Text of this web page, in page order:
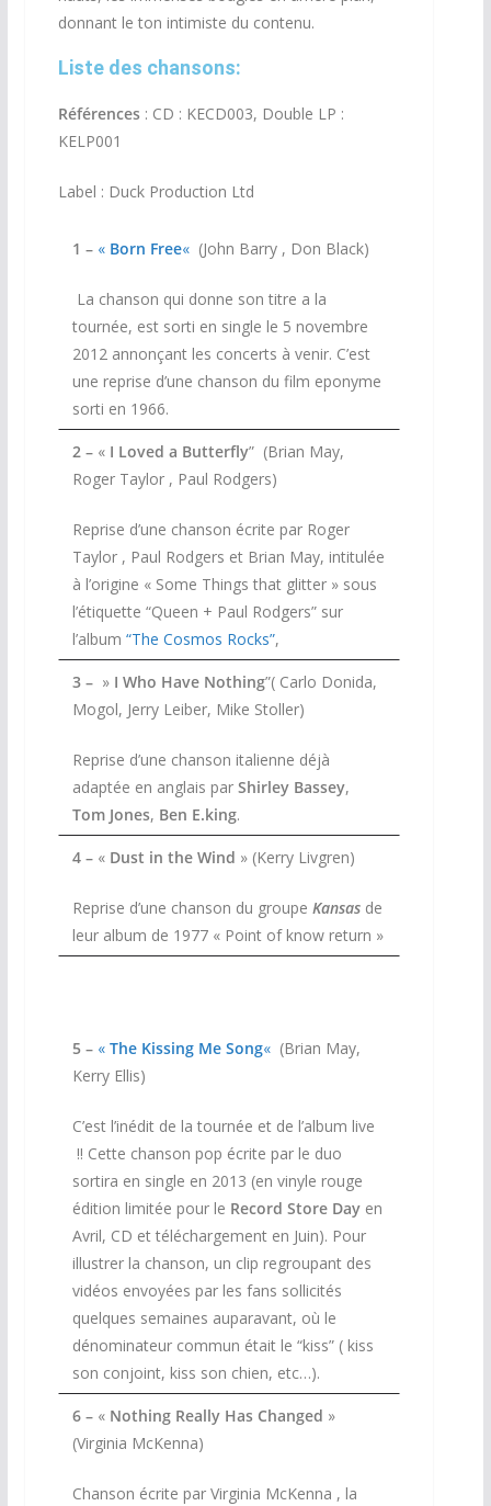
donnant le ton intimiste du contenu.
Liste des chansons:
Références : CD : KECD003, Double LP :
KELP001
Label : Duck Production Ltd
1 – « Born Free« (John Barry , Don Black)
La chanson qui donne son titre a la
tournée, est sorti en single le 5 novembre
2012 annonçant les concerts à venir. C’est
une reprise d’une chanson du film eponyme
sorti en 1966.
2 –« I Loved a Butterfly” (Brian May,
Roger Taylor , Paul Rodgers)
Reprise d’une chanson écrite par Roger
Taylor , Paul Rodgers et Brian May, intitulée
à l’origine « Some Things that glitter » sous
l’étiquette “Queen + Paul Rodgers” sur
l’album “The Cosmos Rocks”,
3 –» I Who Have Nothing”( Carlo Donida,
Mogol, Jerry Leiber, Mike Stoller)
Reprise d’une chanson italienne déjà
adaptée en anglais par Shirley Bassey,
Tom Jones, Ben E.king.
4 –« Dust in the Wind » (Kerry Livgren)
Reprise d’une chanson du groupe Kansas de
leur album de 1977 « Point of know return »
5 – « The Kissing Me Song« (Brian May,
Kerry Ellis)
C’est l’inédit de la tournée et de l’album live
!! Cette chanson pop écrite par le duo
sortira en single en 2013 (en vinyle rouge
édition limitée pour le Record Store Dayen
Avril, CD et téléchargement en Juin). Pour
illustrer la chanson, un clip regroupant des
vidéos envoyées par les fans sollicités
quelques semaines auparavant, où le
dénominateur commun était le “kiss” ( kiss
son conjoint, kiss son chien, etc…).
6 –« Nothing Really Has Changed »
(Virginia McKenna)
Chanson écrite par Virginia McKenna , la